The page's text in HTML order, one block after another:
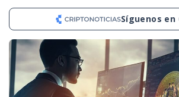
Síguenos en